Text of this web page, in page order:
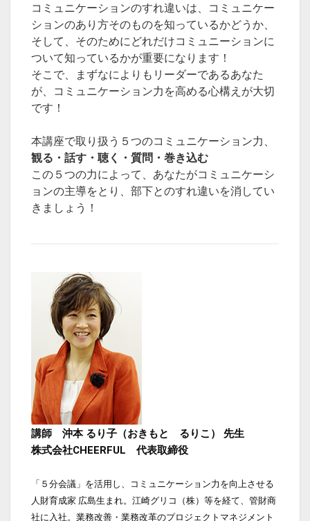
コミュニケーションのすれ違いは、コミュニケー
ションのあり方そのものを知っているかどうか、
そして、そのためにどれだけコミュニーションに
ついて知っているかが重要になります！
そこで、まずなによりもリーダーであるあなた
が、コミュニケーション力を高める心構えが大切
です！
本講座で取り扱う５つのコミュニケーション力、
観る・話す・聴く・質問・巻き込む
この５つの力によって、あなたがコミュニケーシ
ョンの主導をとり、部下とのすれ違いを消してい
きましょう！
講師　沖本 るり子（おきもと　るりこ） 先生
株式会社CHEERFUL　代表取締役
「５分会議」を活用し、コミュニケーション力を向上させる
人財育成家 広島生まれ。江崎グリコ（株）等を経て、管財商
社に入社。業務改善・業務改革のプロジェクトマネジメント